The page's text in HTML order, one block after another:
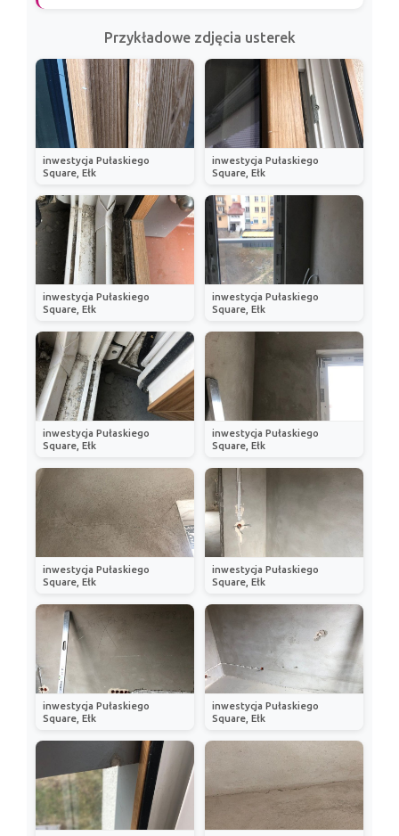
Przykładowe zdjęcia usterek
inwestycja Pułaskiego
Square, Ełk
inwestycja Pułaskiego
Square, Ełk
inwestycja Pułaskiego
Square, Ełk
inwestycja Pułaskiego
Square, Ełk
inwestycja Pułaskiego
Square, Ełk
inwestycja Pułaskiego
Square, Ełk
inwestycja Pułaskiego
Square, Ełk
inwestycja Pułaskiego
Square, Ełk
inwestycja Pułaskiego
Square, Ełk
inwestycja Pułaskiego
Square, Ełk